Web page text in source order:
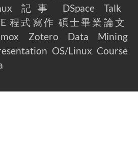
記事 DSpace
Talk
程式寫作 碩士畢業論文
Zotero
Data Mining
OS/Linux Course